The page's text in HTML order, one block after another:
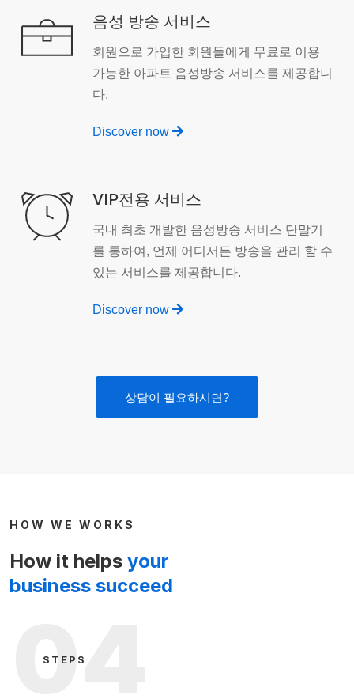
음성 방송 서비스
회원으로 가입한 회원들에게 무료로 이용
가능한 아파트 음성방송 서비스를 제공합니
다.
Discover now
VIP전용 서비스
국내 최초 개발한 음성방송 서비스 단말기
를 통하여, 언제 어디서든 방송을 관리 할 수
있는 서비스를 제공합니다.
Discover now
상담이 필요하시면?
HOW WE WORKS
How it helps your
business succeed
04
STEPS